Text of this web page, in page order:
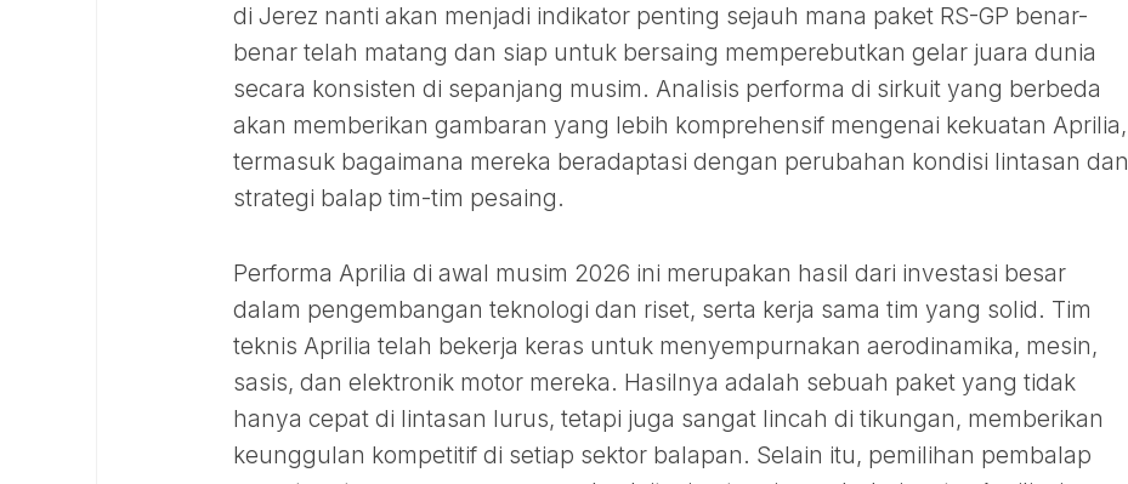
di Jerez nanti akan menjadi indikator penting sejauh mana paket RS-GP benar-
benar telah matang dan siap untuk bersaing memperebutkan gelar juara dunia
secara konsisten di sepanjang musim. Analisis performa di sirkuit yang berbeda
akan memberikan gambaran yang lebih komprehensif mengenai kekuatan Aprilia,
termasuk bagaimana mereka beradaptasi dengan perubahan kondisi lintasan dan
strategi balap tim-tim pesaing.
Performa Aprilia di awal musim 2026 ini merupakan hasil dari investasi besar
dalam pengembangan teknologi dan riset, serta kerja sama tim yang solid. Tim
teknis Aprilia telah bekerja keras untuk menyempurnakan aerodinamika, mesin,
sasis, dan elektronik motor mereka. Hasilnya adalah sebuah paket yang tidak
hanya cepat di lintasan lurus, tetapi juga sangat lincah di tikungan, memberikan
keunggulan kompetitif di setiap sektor balapan. Selain itu, pemilihan pembalap